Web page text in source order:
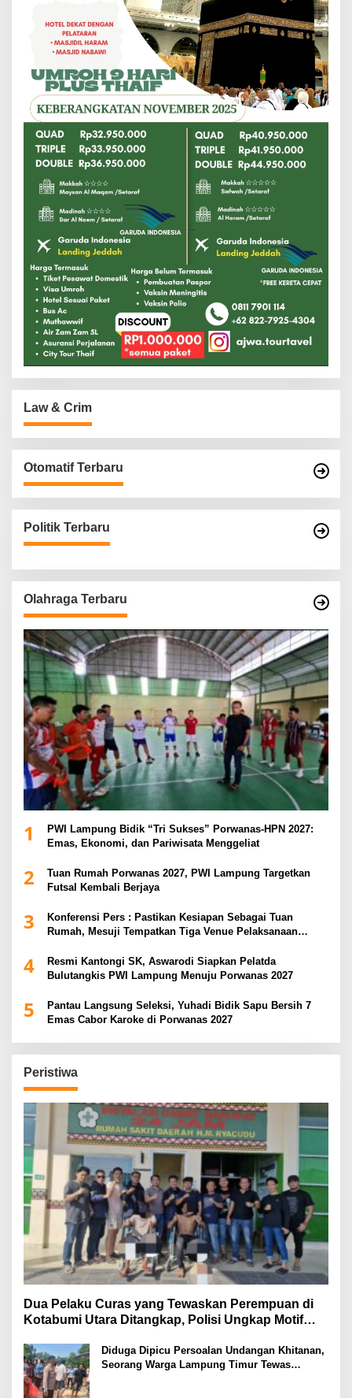
Law & Crim
Otomatif Terbaru
Politik Terbaru
Olahraga Terbaru
1
PWI Lampung Bidik “Tri Sukses” Porwanas-HPN 2027:
Emas, Ekonomi, dan Pariwisata Menggeliat
2
Tuan Rumah Porwanas 2027, PWI Lampung Targetkan
Futsal Kembali Berjaya
3
Konferensi Pers : Pastikan Kesiapan Sebagai Tuan
Rumah, Mesuji Tempatkan Tiga Venue Pelaksanaan
4
Resmi Kantongi SK, Aswarodi Siapkan Pelatda
Bulutangkis PWI Lampung Menuju Porwanas 2027
5
Pantau Langsung Seleksi, Yuhadi Bidik Sapu Bersih 7
Emas Cabor Karoke di Porwanas 2027
Peristiwa
Dua Pelaku Curas yang Tewaskan Perempuan di
Kotabumi Utara Ditangkap, Polisi Ungkap Motif
Diduga Dipicu Persoalan Undangan Khitanan,
Seorang Warga Lampung Timur Tewas